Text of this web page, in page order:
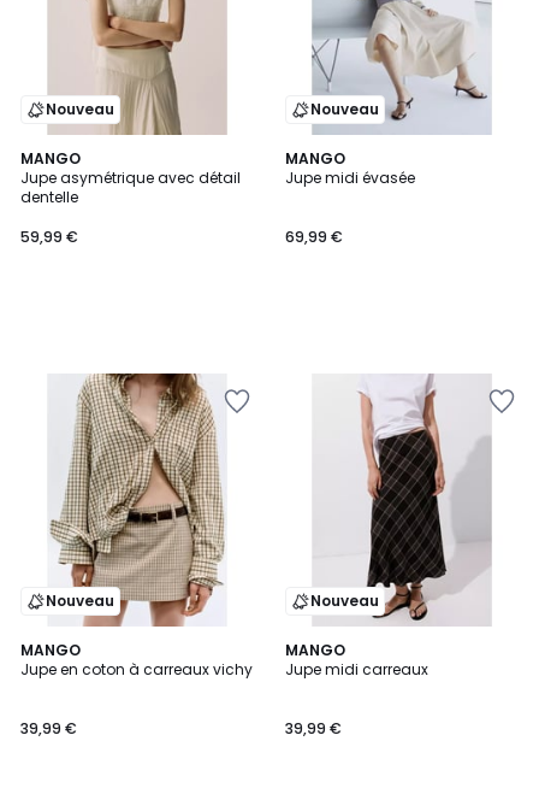
Nouveau
MANGO
Jupe asymétrique avec détail
dentelle
59,99 €
Nouveau
MANGO
Jupe midi évasée
69,99 €
Nouveau
MANGO
Jupe en coton à carreaux vichy
39,99 €
Nouveau
MANGO
Jupe midi carreaux
39,99 €